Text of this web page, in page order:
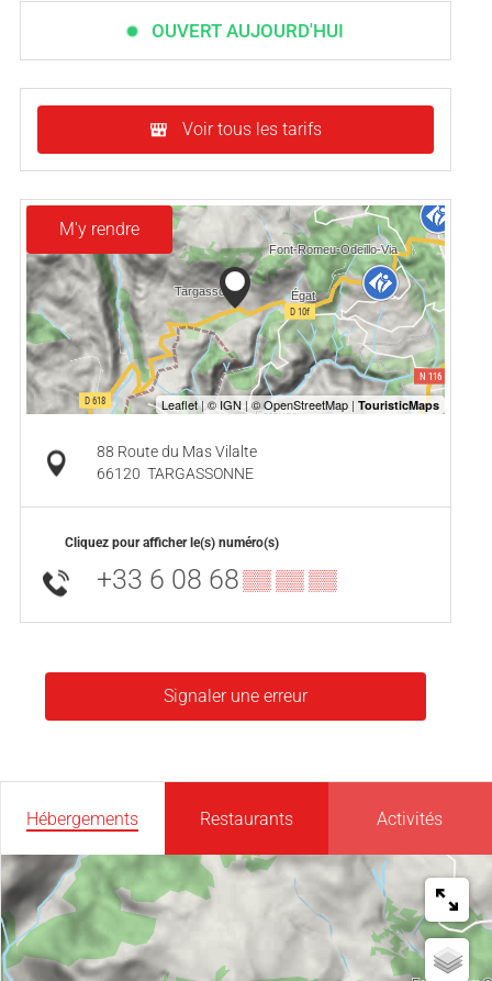
OUVERT AUJOURD'HUI
Voir tous les tarifs
M'y rendre
88 Route du Mas Vilalte
66120 TARGASSONNE
Cliquez pour afficher le(s) numéro(s)
+33 6 08 68▒▒ ▒▒ ▒▒
Signaler une erreur
Hébergements Restaurants Activités